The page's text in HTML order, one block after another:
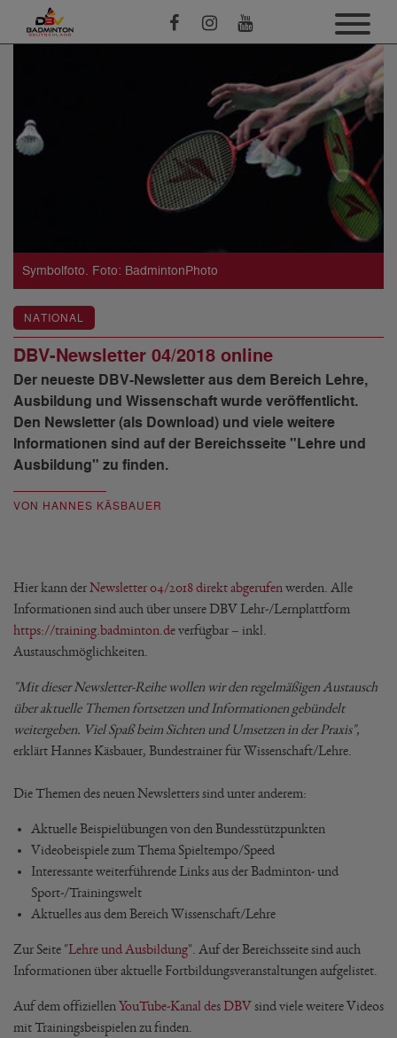
Symbolfoto. Foto: BadmintonPhoto
NATIONAL
DBV-Newsletter 04/2018 online
Der neueste DBV-Newsletter aus dem Bereich Lehre,
Ausbildung und Wissenschaft wurde veröffentlicht.
Den Newsletter (als Download) und viele weitere
Informationen sind auf der Bereichsseite "Lehre und
Ausbildung" zu finden.
VON HANNES KÄSBAUER
Hier kann derNewsletter 04/2018 direkt abgerufen werden. Alle
Informationen sind auch über unsere DBV Lehr-/Lernplattform
https://training.badminton.deverfügbar – inkl.
Austauschmöglichkeiten.
"Mit dieser Newsletter-Reihe wollen wir den regelmäßigen Austausch
über aktuelle Themen fortsetzen und Informationen gebündelt
weitergeben. Viel Spaß beim Sichten und Umsetzen in der Praxis",
erklärt Hannes Käsbauer, Bundestrainer für Wissenschaft/Lehre.
Die Themen des neuen Newsletters sind unter anderem:
Aktuelle Beispielübungen von den Bundesstützpunkten
Videobeispiele zum Thema Spieltempo/Speed
Interessante weiterführende Links aus der Badminton- und
Sport-/Trainingswelt
Aktuelles aus dem Bereich Wissenschaft/Lehre
Zur Seite "Lehre und Ausbildung" . Auf der Bereichsseite sind auch
Informationen über aktuelle Fortbildungsveranstaltungen aufgelistet.
Auf dem offiziellen YouTube-Kanal des DBVsind viele weitere Videos
mit Trainingsbeispielen zu finden.